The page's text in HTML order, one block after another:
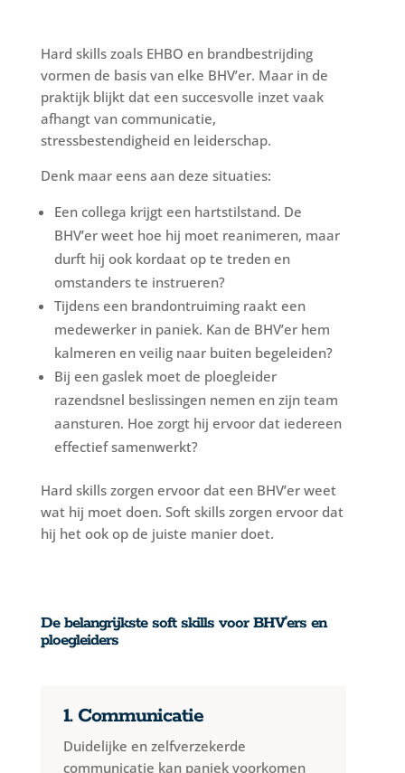
Hard skills zoals EHBO en brandbestrijding
vormen de basis van elke BHV’er. Maar in de
praktijk blijkt dat een succesvolle inzet vaak
afhangt van communicatie,
stressbestendigheid en leiderschap.
Denk maar eens aan deze situaties:
Een collega krijgt een hartstilstand. De
BHV’er weet hoe hij moet reanimeren, maar
durft hij ook kordaat op te treden en
omstanders te instrueren?
Tijdens een brandontruiming raakt een
medewerker in paniek. Kan de BHV’er hem
kalmeren en veilig naar buiten begeleiden?
Bij een gaslek moet de ploegleider
razendsnel beslissingen nemen en zijn team
aansturen. Hoe zorgt hij ervoor dat iedereen
effectief samenwerkt?
Hard skills zorgen ervoor dat een BHV’er weet
wat hij moet doen. Soft skills zorgen ervoor dat
hij het ook op de juiste manier doet.
De belangrijkste soft skills voor BHV’ers en
ploegleiders
1. Communicatie
Duidelijke en zelfverzekerde
communicatie kan paniek voorkomen